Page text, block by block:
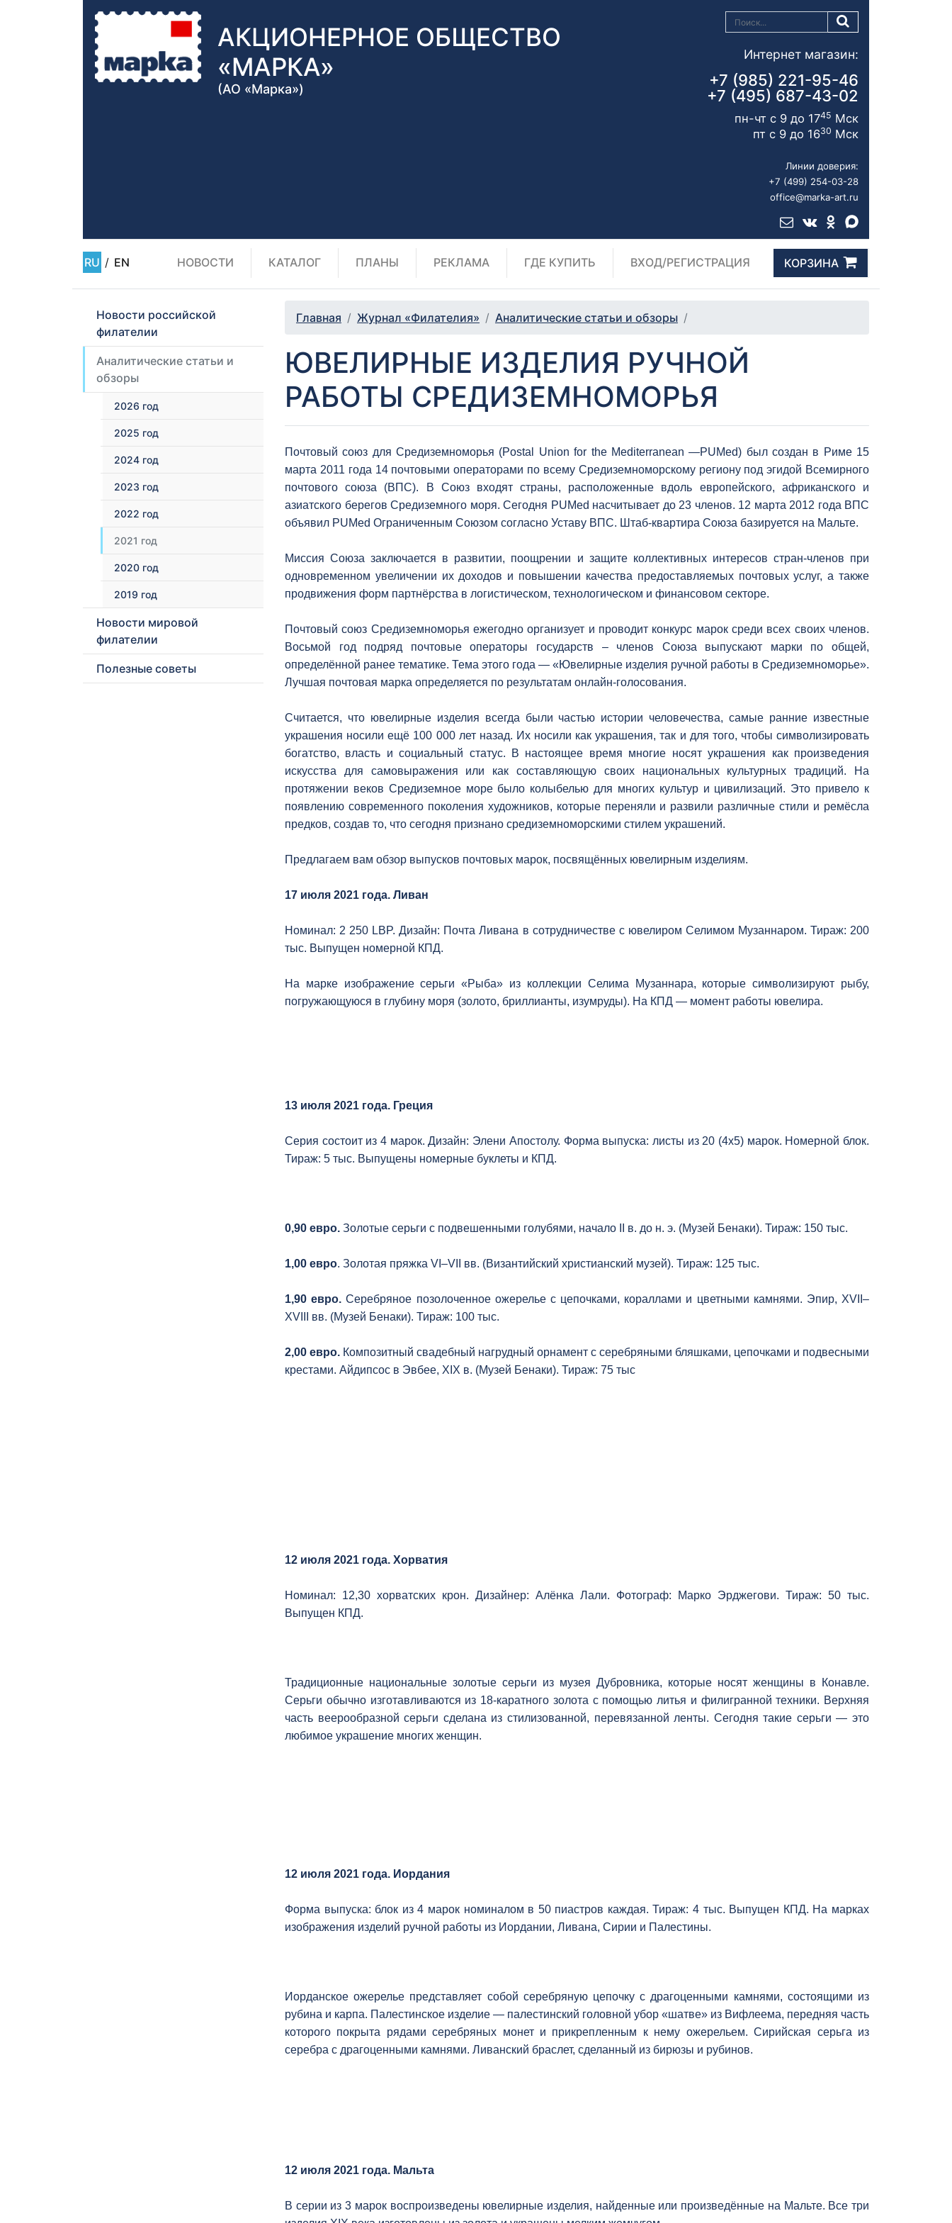
АКЦИОНЕРНОЕ ОБЩЕСТВО
«МАРКА»
(АО «Марка»)
Интернет магазин:
+7 (985) 221-95-46
+7 (495) 687-43-02
пн-чт с 9 до 1745 Мск
пт с 9 до 1630 Мск
Линии доверия:
+7 (499) 254-03-28
office@marka-art.ru
RU / EN НОВОСТИ КАТАЛОГ ПЛАНЫ РЕКЛАМА ГДЕ КУПИТЬ ВХОД/РЕГИСТРАЦИЯ КОРЗИНА
Новости российской
филателии
Аналитические статьи и
обзоры
2026 год
2025 год
2024 год
2023 год
2022 год
2021 год
2020 год
2019 год
Новости мировой
филателии
Полезные советы
Главная Журнал «Филателия» Аналитические статьи и обзоры
ЮВЕЛИРНЫЕ ИЗДЕЛИЯ РУЧНОЙ
РАБОТЫ СРЕДИЗЕМНОМОРЬЯ
Почтовый союз для Средиземноморья (Postal Union for the Mediterranean —PUMed) был создан в Риме 15
марта 2011 года 14 почтовыми операторами по всему Средиземноморскому региону под эгидой Всемирного
почтового союза (ВПС). В Союз входят страны, расположенные вдоль европейского, африканского и
азиатского берегов Средиземного моря. Сегодня PUMed насчитывает до 23 членов. 12 марта 2012 года ВПС
объявил PUMed Ограниченным Союзом согласно Уставу ВПС. Штаб-квартира Союза базируется на Мальте.
Миссия Союза заключается в развитии, поощрении и защите коллективных интересов стран-членов при
одновременном увеличении их доходов и повышении качества предоставляемых почтовых услуг, а также
продвижения форм партнёрства в логистическом, технологическом и финансовом секторе.
Почтовый союз Средиземноморья ежегодно организует и проводит конкурс марок среди всех своих членов.
Восьмой год подряд почтовые операторы государств – членов Союза выпускают марки по общей,
определённой ранее тематике. Тема этого года — «Ювелирные изделия ручной работы в Средиземноморье».
Лучшая почтовая марка определяется по результатам онлайн-голосования.
Считается, что ювелирные изделия всегда были частью истории человечества, самые ранние известные
украшения носили ещё 100 000 лет назад. Их носили как украшения, так и для того, чтобы символизировать
богатство, власть и социальный статус. В настоящее время многие носят украшения как произведения
искусства для самовыражения или как составляющую своих национальных культурных традиций. На
протяжении веков Средиземное море было колыбелью для многих культур и цивилизаций. Это привело к
появлению современного поколения художников, которые переняли и развили различные стили и ремёсла
предков, создав то, что сегодня признано средиземноморскими стилем украшений.
Предлагаем вам обзор выпусков почтовых марок, посвящённых ювелирным изделиям.
17 июля 2021 года. Ливан
Номинал: 2 250 LBP. Дизайн: Почта Ливана в сотрудничестве с ювелиром Селимом Музаннаром. Тираж: 200
тыс. Выпущен номерной КПД.
На марке изображение серьги «Рыба» из коллекции Селима Музаннара, которые символизируют рыбу,
погружающуюся в глубину моря (золото, бриллианты, изумруды). На КПД — момент работы ювелира.
13 июля 2021 года. Греция
Серия состоит из 4 марок. Дизайн: Элени Апостолу. Форма выпуска: листы из 20 (4х5) марок. Номерной блок.
Тираж: 5 тыс. Выпущены номерные буклеты и КПД.
0,90 евро. Золотые серьги с подвешенными голубями, начало II в. до н. э. (Музей Бенаки). Тираж: 150 тыс.
1,00 евро. Золотая пряжка VI–VII вв. (Византийский христианский музей). Тираж: 125 тыс.
1,90 евро. Серебряное позолоченное ожерелье с цепочками, кораллами и цветными камнями. Эпир, XVII–
XVIII вв. (Музей Бенаки). Тираж: 100 тыс.
2,00 евро. Композитный свадебный нагрудный орнамент с серебряными бляшками, цепочками и подвесными
крестами. Айдипсос в Эвбее, XIX в. (Музей Бенаки). Тираж: 75 тыс
12 июля 2021 года. Хорватия
Номинал: 12,30 хорватских крон. Дизайнер: Алёнка Лали. Фотограф: Марко Эрджегови. Тираж: 50 тыс.
Выпущен КПД.
Традиционные национальные золотые серьги из музея Дубровника, которые носят женщины в Конавле.
Серьги обычно изготавливаются из 18-каратного золота с помощью литья и филигранной техники. Верхняя
часть веерообразной серьги сделана из стилизованной, перевязанной ленты. Сегодня такие серьги — это
любимое украшение многих женщин.
12 июля 2021 года. Иордания
Форма выпуска: блок из 4 марок номиналом в 50 пиастров каждая. Тираж: 4 тыс. Выпущен КПД. На марках
изображения изделий ручной работы из Иордании, Ливана, Сирии и Палестины.
Иорданское ожерелье представляет собой серебряную цепочку с драгоценными камнями, состоящими из
рубина и карпа. Палестинское изделие — палестинский головной убор «шатве» из Вифлеема, передняя часть
которого покрыта рядами серебряных монет и прикрепленным к нему ожерельем. Сирийская серьга из
серебра с драгоценными камнями. Ливанский браслет, сделанный из бирюзы и рубинов.
12 июля 2021 года. Мальта
В серии из 3 марок воспроизведены ювелирные изделия, найденные или произведённые на Мальте. Все три